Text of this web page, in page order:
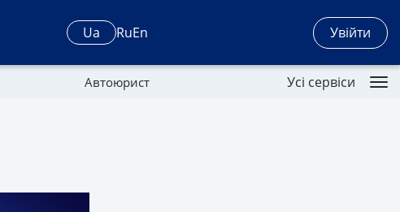
Ua RuEn Увійти
Автоюрист Усі сервіси